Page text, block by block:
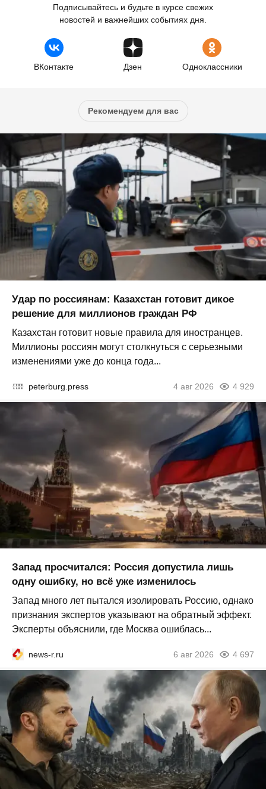
Подписывайтесь и будьте в курсе свежих
новостей и важнейших событиях дня.
ВКонтакте Дзен Одноклассники
Рекомендуем для вас
Удар по россиянам: Казахстан готовит дикое
решение для миллионов граждан РФ
Казахстан готовит новые правила для иностранцев.
Миллионы россиян могут столкнуться с серьезными
изменениями уже до конца года...
peterburg.press 4 авг 2026 4 929
Запад просчитался: Россия допустила лишь
одну ошибку, но всё уже изменилось
Запад много лет пытался изолировать Россию, однако
признания экспертов указывают на обратный эффект.
Эксперты объяснили, где Москва ошиблась...
news-r.ru 6 авг 2026 4 697